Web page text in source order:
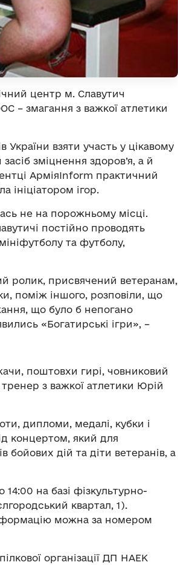
центр м. Славутич
– змагання з важкої атлетики
України взяти участь у цікавому
зміцнення здоров’я, а й
АрміяInform практичний
ініціатором ігор.
не на порожньому місці.
постійно проводять
та футболу,
ролик, присвячений ветеранам,
поміж іншого, розповіли, що
що було б непогано
«Богатирські ігри», –
поштовхи гирі, човниковий
з важкої атлетики Юрій
дипломи, медалі, кубки і
концертом, який для
бойових дій та діти ветеранів, а
14:00 на базі фізкультурно-
квартал, 1).
можна за номером
організації ДП НАЕК